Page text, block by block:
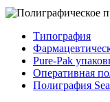
Типография
Pure-Pak
Оперативная
Полиграфия